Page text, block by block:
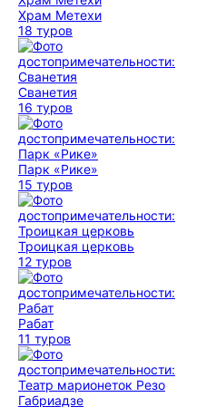
Храм Метехи
18 туров
Сванетия
16 туров
Парк «Рике»
15 туров
Троицкая церковь
12 туров
Рабат
11 туров